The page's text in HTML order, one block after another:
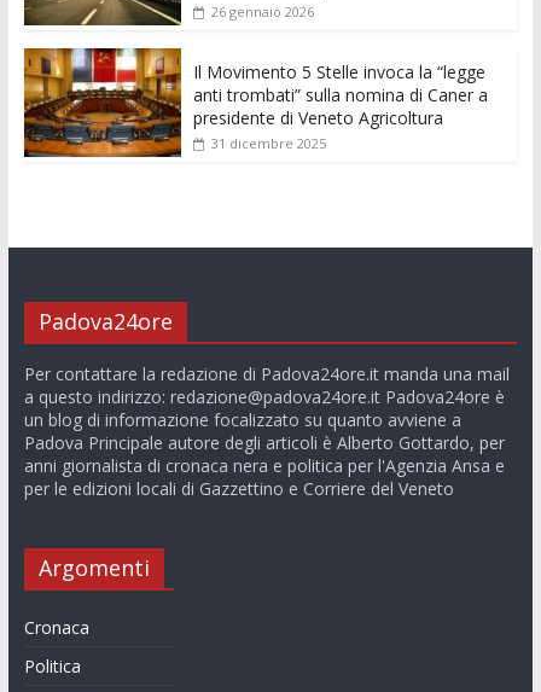
26 gennaio 2026
Il Movimento 5 Stelle invoca la “legge
anti trombati” sulla nomina di Caner a
presidente di Veneto Agricoltura
31 dicembre 2025
Padova24ore
Per contattare la redazione di Padova24ore.it manda una mail
a questo indirizzo: redazione@padova24ore.itPadova24ore è
un blog di informazione focalizzato su quanto avviene a
Padova Principale autore degli articoli è Alberto Gottardo, per
anni giornalista di cronaca nera e politica per l'Agenzia Ansa e
per le edizioni locali di Gazzettino e Corriere del Veneto
Argomenti
Cronaca
Politica